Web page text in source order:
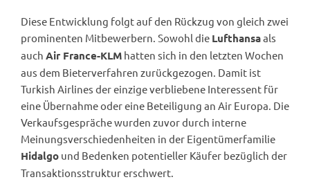
Diese Entwicklung folgt auf den Rückzug von gleich zwei
prominenten Mitbewerbern. Sowohl die Lufthansaals
auch Air France-KLM hatten sich in den letzten Wochen
aus dem Bieterverfahren zurückgezogen. Damit ist
Turkish Airlines der einzige verbliebene Interessent für
eine Übernahme oder eine Beteiligung an Air Europa. Die
Verkaufsgespräche wurden zuvor durch interne
Meinungsverschiedenheiten in der Eigentümerfamilie
Hidalgo und Bedenken potentieller Käufer bezüglich der
Transaktionsstruktur erschwert.